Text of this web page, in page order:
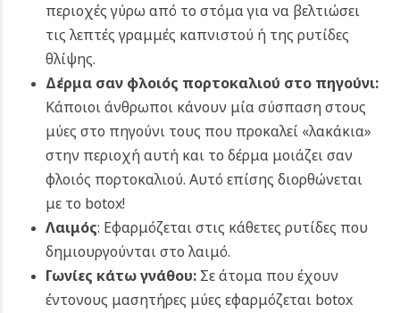
περιοχές γύρω από το στόμα για να βελτιώσει
τις λεπτές γραμμές καπνιστού ή της ρυτίδες
θλίψης.
Δέρμα σαν φλοιός πορτοκαλιού στο πηγούνι:
Κάποιοι άνθρωποι κάνουν μία σύσπαση στους
μύες στο πηγούνι τους που προκαλεί «λακάκια»
στην περιοχή αυτή και το δέρμα μοιάζει σαν
φλοιός πορτοκαλιού. Αυτό επίσης διορθώνεται
με το botox!
Λαιμός: Εφαρμόζεται στις κάθετες ρυτίδες που
δημιουργούνται στο λαιμό.
Γωνίες κάτω γνάθου: Σε άτομα που έχουν
έντονους μασητήρες μύες εφαρμόζεται botox